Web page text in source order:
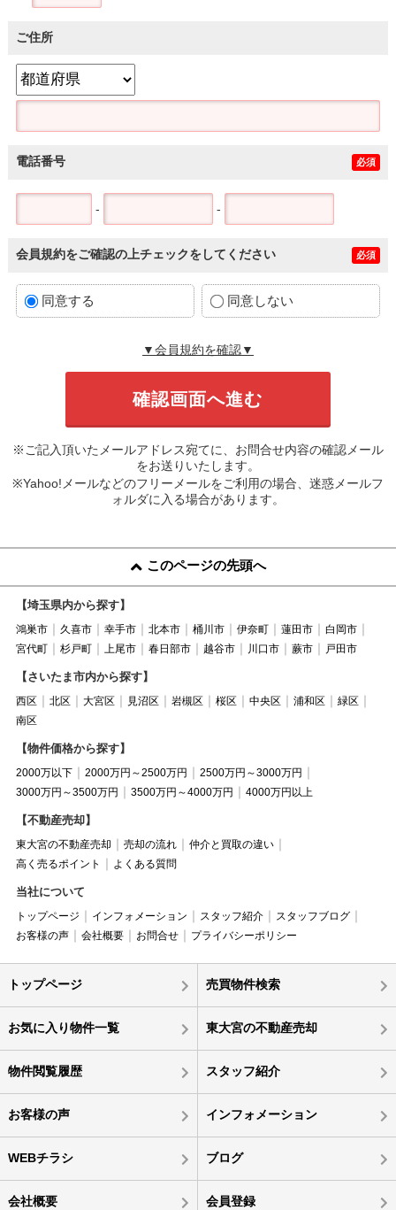
ご住所
電話番号 必須
- -
会員規約をご確認の上チェックをしてください 必須
同意する 同意しない
▼会員規約を確認▼
※ご記入頂いたメールアドレス宛てに、お問合せ内容の確認メール
をお送りいたします。
※Yahoo!メールなどのフリーメールをご利用の場合、迷惑メールフ
ォルダに入る場合があります。
このページの先頭へ
【埼玉県内から探す】
鴻巣市 久喜市 幸手市 北本市 桶川市 伊奈町 蓮田市
白岡市
宮代町
杉戸町 上尾市 春日部市 越谷市 川口市 蕨市 戸田市
【さいたま市内から探す】
西区 北区 大宮区 見沼区 岩槻区 桜区 中央区 浦和区
緑区
南区
【物件価格から探す】
2000万以下 2000万円～2500万円
2500万円～3000万円
3000万円～3500万円
3500万円～4000万円 4000万円以上
【不動産売却】
東大宮の不動産売却 売却の流れ
仲介と買取の違い
高く売るポイント
よくある質問
当社について
トップページ インフォメーション スタッフ紹介
スタッフブログ
お客様の声
会社概要 お問合せ プライバシーポリシー
トップページ 売買物件検索
お気に入り物件一覧 東大宮の不動産売却
物件閲覧履歴 スタッフ紹介
お客様の声 インフォメーション
WEBチラシ ブログ
会社概要 会員登録